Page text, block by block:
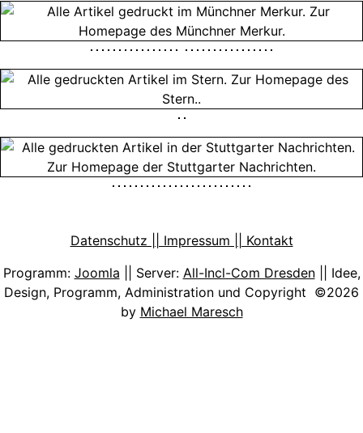
Datenschutz || Impressum || Kontakt
Programm: Joomla || Server: All-Incl-Com Dresden|| Idee,
Design, Programm, Administration und Copyright ©2026
by Michael Maresch